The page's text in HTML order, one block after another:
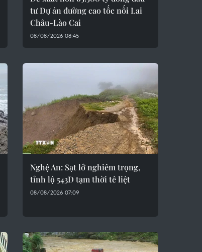
tư Dự án đường cao tốc nối Lai
Châu-Lào Cai
08/08/2026 08:45
Nghệ An: Sạt lở nghiêm trọng,
tỉnh lộ 543D tạm thời tê liệt
08/08/2026 07:09